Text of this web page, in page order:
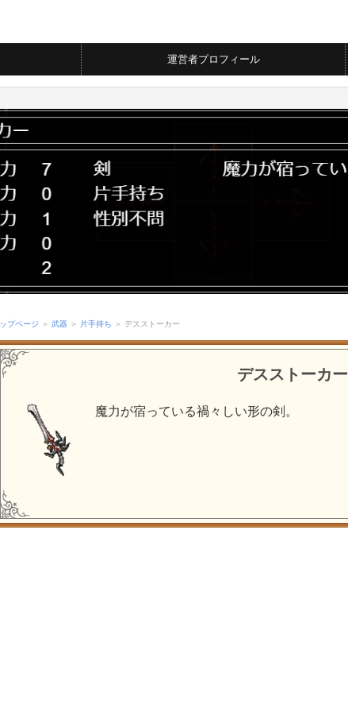
運営者プロフィール
プページ ＞ 武器 ＞ 片手持ち ＞ デスストーカー
デスストーカー
魔力が宿っている禍々しい形の剣。